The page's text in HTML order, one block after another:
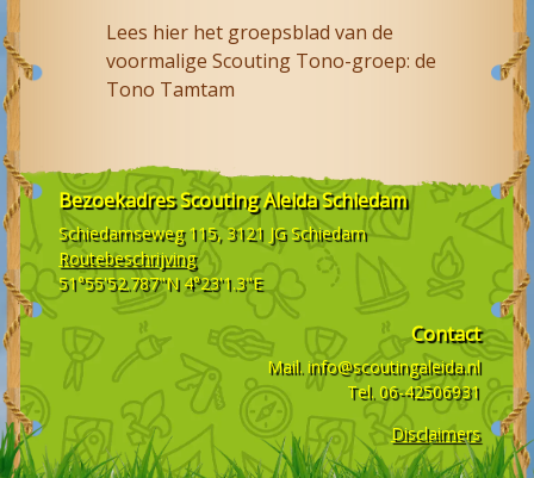
Lees hier het groepsblad van de
voormalige Scouting Tono-groep: de
Tono Tamtam
BezoekadresScouting Aleida Schiedam
Schiedamseweg 115, 3121 JG Schiedam
Routebeschrijving
51°55'52.787"N 4°23'1.3"E
Contact
Mail. info@scoutingaleida.nl
Tel. 06-42506931
Disclaimers